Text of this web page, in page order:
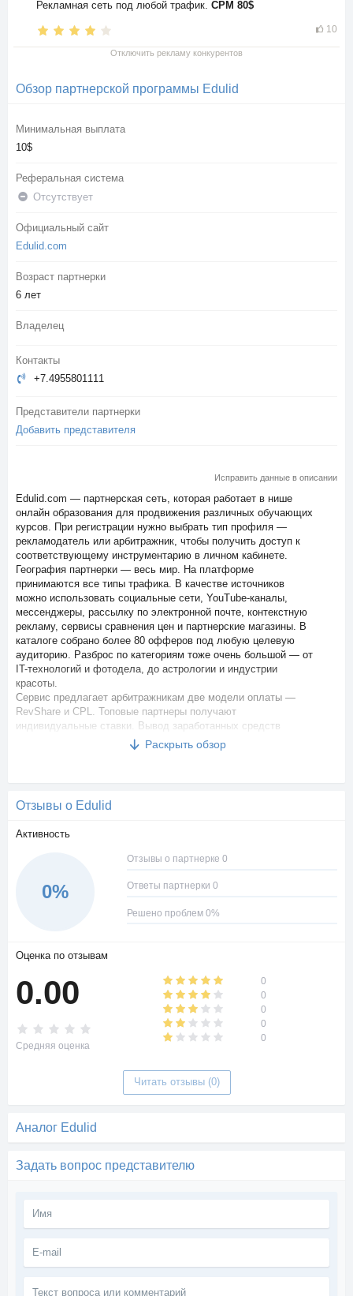
Рекламная сеть под любой трафик. CPM 80$
10
Отключить рекламу конкурентов
Обзор партнерской программы Edulid
Минимальная выплата
10$
Реферальная система
Отсутствует
Официальный сайт
Edulid.com
Возраст партнерки
6 лет
Владелец
Контакты
+7.4955801111
Представители партнерки
Добавить представителя
Исправить данные в описании
Edulid.com — партнерская сеть, которая работает в нише
онлайн образования для продвижения различных обучающих
курсов. При регистрации нужно выбрать тип профиля —
рекламодатель или арбитражник, чтобы получить доступ к
соответствующему инструментарию в личном кабинете.
География партнерки — весь мир. На платформе
принимаются все типы трафика. В качестве источников
можно использовать социальные сети, YouTube-каналы,
мессенджеры, рассылку по электронной почте, контекстную
рекламу, сервисы сравнения цен и партнерские магазины. В
каталоге собрано более 80 офферов под любую целевую
аудиторию. Разброс по категориям тоже очень большой — от
IT-технологий и фотодела, до астрологии и индустрии
красоты.
Сервис предлагает арбитражникам две модели оплаты —
RevShare и CPL. Топовые партнеры получают
индивидуальные ставки. Вывод заработанных средств
производится в автоматическом режиме дважды в неделю
(вторник/четверг) при достижении минимальной пороговой
рефералов. Техподдержка работает круглосуточно и отвечает
после регистрации каждый новый пользователь получает в
свое распоряжение персонального менеджера, контактные
Раскрыть обзор
Отзывы о Edulid
Активность
0%
Отзывы о партнерке 0
Ответы партнерки 0
Решено проблем 0%
Оценка по отзывам
0.00
Средняя оценка
0
0
0
0
0
Читать отзывы (0)
Аналог Edulid
Задать вопрос представителю